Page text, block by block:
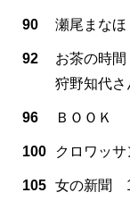
90 瀬尾まな
92
お茶の時
狩野知代
96 ＢＯＯＫ
100 クロワッ
105 女の新聞